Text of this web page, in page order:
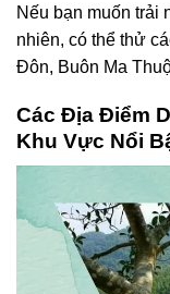
Nếu bạn muốn trải
nhiên, có thể thử
Đôn, Buôn Ma
Các Địa Điểm
Khu Vực Nổi